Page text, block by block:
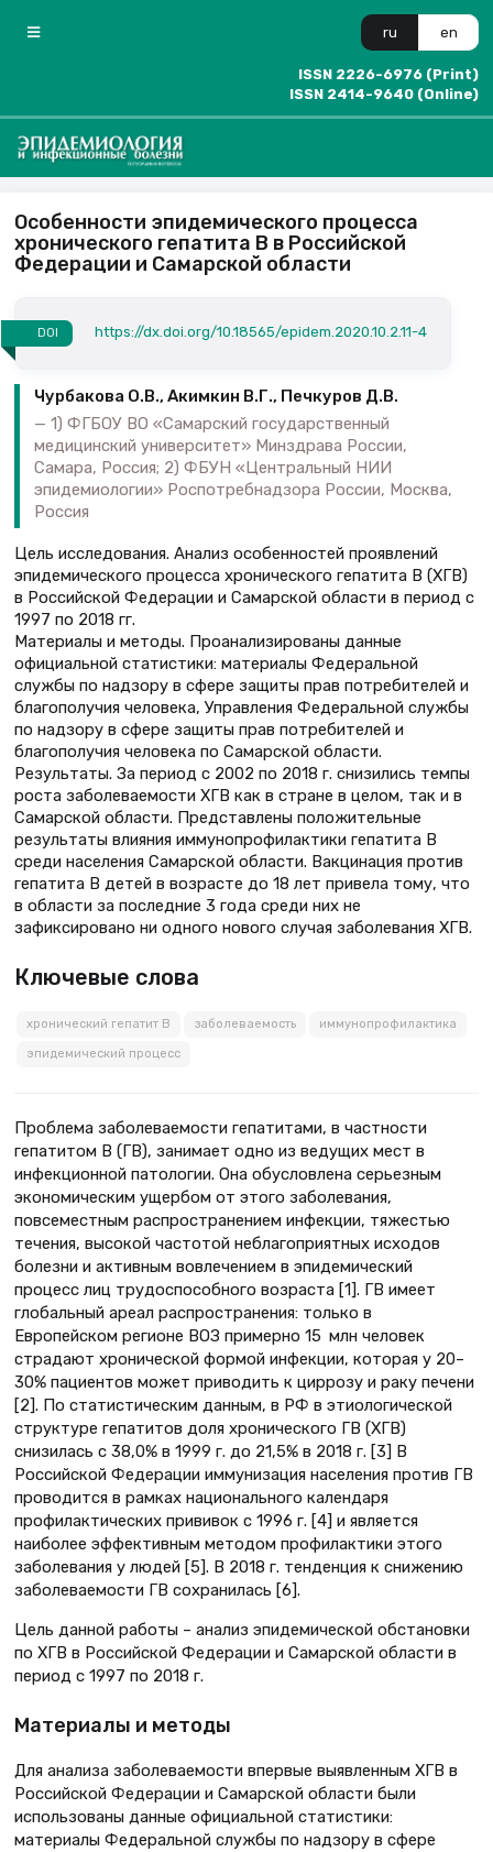
ru en
ISSN 2226-6976 (Print)
ISSN 2414-9640 (Online)
Особенности эпидемического процесса
хронического гепатита В в Российской
Федерации и Самарской области
DOI https://dx.doi.org/10.18565/epidem.2020.10.2.11-4
Чурбакова О.В., Акимкин В.Г., Печкуров Д.В.
1) ФГБОУ ВО «Самарский государственный
медицинский университет» Минздрава России,
Самара, Россия; 2) ФБУН «Центральный НИИ
эпидемиологии» Роспотребнадзора России, Москва,
Россия
Цель исследования. Анализ особенностей проявлений
эпидемического процесса хронического гепатита В (ХГВ)
в Российской Федерации и Самарской области в период с
1997 по 2018 гг.
Материалы и методы. Проанализированы данные
официальной статистики: материалы Федеральной
службы по надзору в сфере защиты прав потребителей и
благополучия человека, Управления Федеральной службы
по надзору в сфере защиты прав потребителей и
благополучия человека по Самарской области.
Результаты. За период с 2002 по 2018 г. снизились темпы
роста заболеваемости ХГВ как в стране в целом, так и в
Самарской области. Представлены положительные
результаты влияния иммунопрофилактики гепатита В
среди населения Самарской области. Вакцинация против
гепатита В детей в возрасте до 18 лет привела тому, что
в области за последние 3 года среди них не
зафиксировано ни одного нового случая заболевания ХГВ.
Ключевые слова
хронический гепатит В заболеваемость иммунопрофилактика
эпидемический процесс
Проблема заболеваемости гепатитами, в частности
гепатитом В (ГВ), занимает одно из ведущих мест в
инфекционной патологии. Она обусловлена серьезным
экономическим ущербом от этого заболевания,
повсеместным распространением инфекции, тяжестью
течения, высокой частотой неблагоприятных исходов
болезни и активным вовлечением в эпидемический
процесс лиц трудоспособного возраста [1]. ГВ имеет
глобальный ареал распространения: только в
Европейском регионе ВОЗ примерно 15 млн человек
страдают хронической формой инфекции, которая у 20–
30% пациентов может приводить к циррозу и раку печени
[2]. По статистическим данным, в РФ в этиологической
структуре гепатитов доля хронического ГВ (ХГВ)
снизилась с 38,0% в 1999 г. до 21,5% в 2018 г. [3] В
Российской Федерации иммунизация населения против ГВ
проводится в рамках национального календаря
профилактических прививок с 1996 г. [4] и является
наиболее эффективным методом профилактики этого
заболевания у людей [5]. В 2018 г. тенденция к снижению
заболеваемости ГВ сохранилась [6].
Цель данной работы – анализ эпидемической обстановки
по ХГВ в Российской Федерации и Самарской области в
период с 1997 по 2018 г.
Материалы и методы
Для анализа заболеваемости впервые выявленным ХГВ в
Российской Федерации и Самарской области были
использованы данные официальной статистики:
материалы Федеральной службы по надзору в сфере